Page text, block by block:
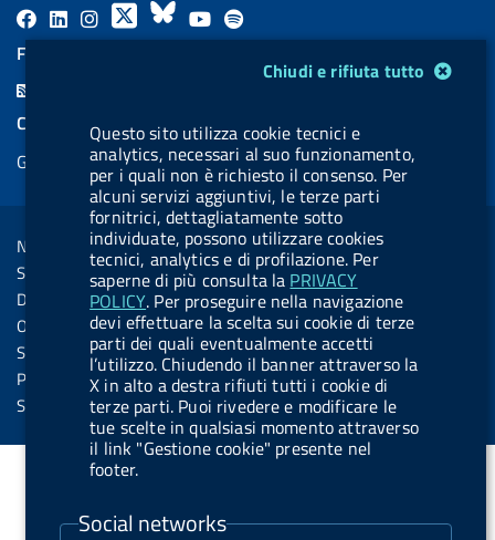
Chiudi e rifiuta tutto
Questo sito utilizza cookie tecnici e
analytics, necessari al suo funzionamento,
per i quali non è richiesto il consenso. Per
alcuni servizi aggiuntivi, le terze parti
fornitrici, dettagliatamente sotto
individuate, possono utilizzare cookies
tecnici, analytics e di profilazione. Per
saperne di più consulta la PRIVACY
POLICY. Per proseguire nella navigazione
devi effettuare la scelta sui cookie di terze
parti dei quali eventualmente accetti
l’utilizzo. Chiudendo il banner attraverso la
X in alto a destra rifiuti tutti i cookie di
terze parti. Puoi rivedere e modificare le
tue scelte in qualsiasi momento attraverso
il link "Gestione cookie" presente nel
footer.
Social networks
F
a
L
i
a
l
.
b
u
t
t
o
n
.
i
n
s
a
X
B
l
s
k
y
Y
o
u
b
e
l
a
l
.
b
u
t
t
o
n
.
s
p
o
i
FEED RSS
COOKIES
Gestione cookie
Sezione Link Utili
Note legali
Social Media Policy
Dichiarazione di accessibilità
Obiettivi di accessibilità
Statistiche sito
Privacy
Servizi Online